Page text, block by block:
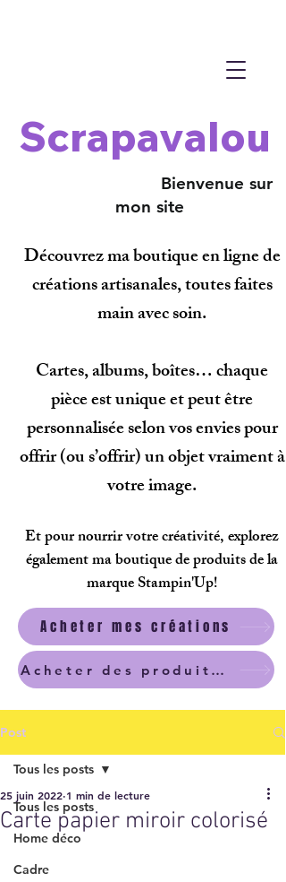
Scrapavalou
Bienvenue sur
mon site
Découvrez ma boutique en ligne de
créations artisanales, toutes faites
main avec soin.
Cartes, albums, boîtes… chaque
pièce est unique et peut être
personnalisée selon vos envies pour
offrir (ou s’offrir) un objet vraiment à
votre image.
Et pour nourrir votre créativité, explorez
également ma boutique de produits de la
marque Stampin'Up!
Acheter mes créations
Acheter des produits scrapbooking
Post
Tous les posts
Home déco
Cadre
Tous les posts
Carte papier miroir colorisé
25 juin 2022 1 min de lecture